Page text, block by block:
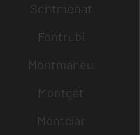
Sentmenat
Fontrubí
Montmaneu
Montgat
Montclar